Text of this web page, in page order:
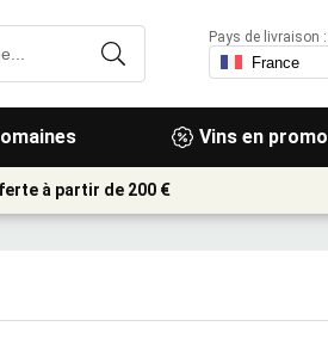
Vins en promo
Pays de livraison :
à partir de 200 €